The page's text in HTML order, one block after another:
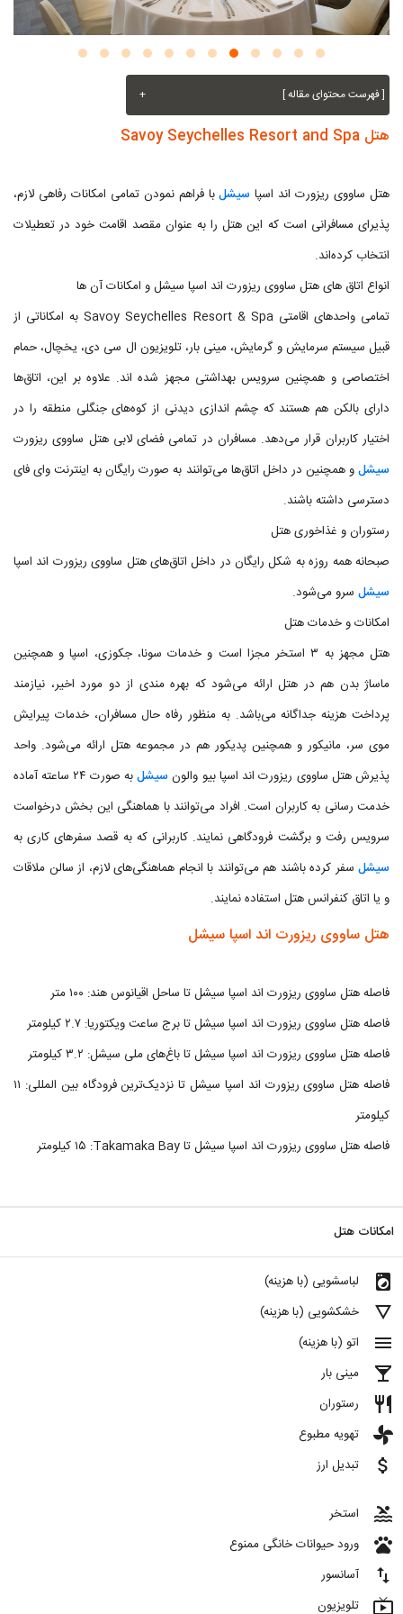
[ فهرست محتوای مقاله ] +
هتل Savoy Seychelles Resort and Spa
هتل ساووی ریزورت اند اسپا سیشلبا فراهم نمودن تمامی امکانات رفاهی لازم،
پذیرای مسافرانی است که این هتل را به عنوان مقصد اقامت خود در تعطیلات
انتخاب کرده‌اند.
انواع اتاق های هتل ساووی ریزورت اند اسپا سیشل و امکانات آن ها
تمامی واحد‌های اقامتی Savoy Seychelles Resort & Spa به امکاناتی از
قبیل سیستم سرمایش و گرمایش، مینی بار، تلویزیون ال سی دی، یخچال، حمام
اختصاصی و همچنین سرویس بهداشتی مجهز شده اند. علاوه بر این، اتاق‌ها
دارای بالکن هم هستند که چشم اندازی دیدنی از کوه‌های جنگلی منطقه را در
اختیار کاربران قرار می‌دهد. مسافران در تمامی فضای لابی هتل ساووی ریزورت
سیشلو همچنین در داخل اتاق‌ها می‌توانند به صورت رایگان به اینترنت وای فای
دسترسی داشته باشند.
رستوران و غذاخوری هتل
صبحانه همه روزه به شکل رایگان در داخل اتاق‌های هتل ساووی ریزورت اند اسپا
سیشل سرو می‌شود.
امکانات و خدمات هتل
هتل مجهز به ۳ استخر مجزا است و خدمات سونا، جکوزی، اسپا و همچنین
ماساژ بدن هم در هتل ارائه می‌شود که بهره مندی از دو مورد اخیر، نیازمند
پرداخت هزینه جداگانه می‌باشد. به منظور رفاه حال مسافران، خدمات پیرایش
موی سر، مانیکور و همچنین پدیکور هم در مجموعه هتل ارائه می‌شود. واحد
پذیرش هتل ساووی ریزورت اند اسپا بیو والون سیشل
به صورت ۲۴ ساعته آماده
خدمت رسانی به کاربران است. افراد می‌توانند با هماهنگی این بخش درخواست
سرویس رفت و برگشت فرودگاهی نمایند. کاربرانی که به قصد سفر‌های کاری به
سیشل سفر کرده باشند هم می‌توانند با انجام هماهنگی‌های لازم، از سالن ملاقات
و یا اتاق کنفرانس هتل استفاده نمایند.
هتل ساووی ریزورت اند اسپا سیشل
فاصله هتل ساووی ریزورت اند اسپا سیشل تا ساحل اقیانوس هند: ۱۰۰ متر
فاصله هتل ساووی ریزورت اند اسپا سیشل تا برج ساعت ویکتوریا: ۲.۷ کیلومتر
فاصله هتل ساووی ریزورت اند اسپا سیشل تا باغ‌های ملی سیشل: ۳.۲ کیلومتر
فاصله هتل ساووی ریزورت اند اسپا سیشل تا نزدیک‌ترین فرودگاه بین المللی: ۱۱
کیلومتر
فاصله هتل ساووی ریزورت اند اسپا سیشل تا Takamaka Bay: ‏۱۵ کیلومتر
امکانات هتل
local_laundry_service لباسشویی (با هزینه)
details خشکشویی (با هزینه)
menu اتو (با هزینه)
local_bar مینی بار
restaurant رستوران
toys تهویه مطبوع
attach_money تبدیل ارز
pool استخر
pets ورود حیوانات خانگی ممنوع
import_export آسانسور
live_tv تلویزیون